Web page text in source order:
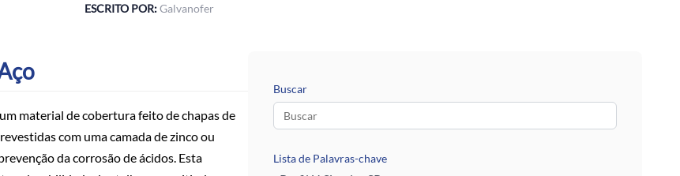
ESCRITO POR:Galvanofer
material de cobertura feito de chapas de
com uma camada de zinco ou
da corrosão de ácidos. Esta
Buscar
Lista de Palavras-chave